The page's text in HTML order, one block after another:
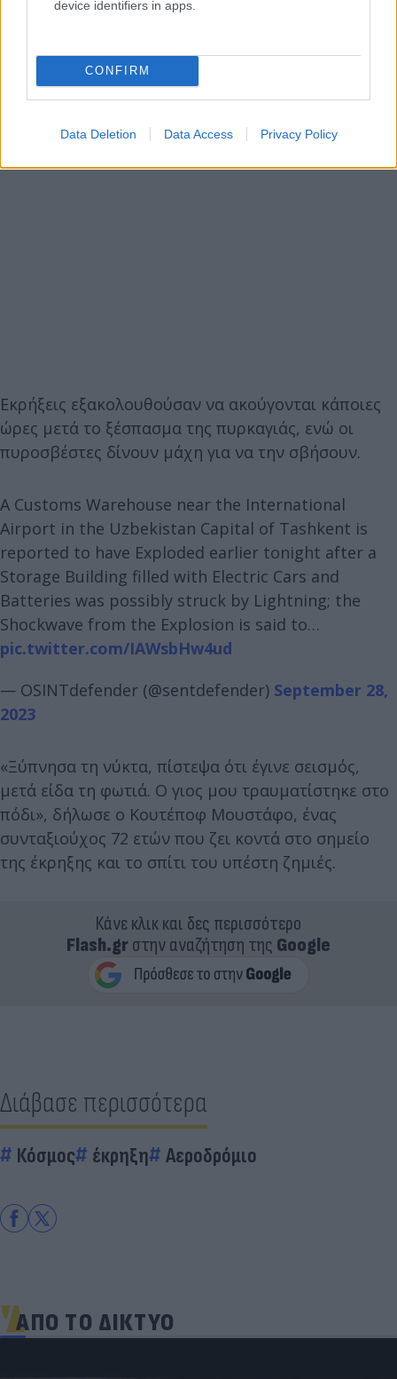
device identifiers in apps.
CONFIRM
Data Deletion Data Access Privacy Policy
Εκρήξεις εξακολουθούσαν να ακούγονται κάποιες
ώρες μετά το ξέσπασμα της πυρκαγιάς, ενώ οι
πυροσβέστες δίνουν μάχη για να την σβήσουν.
A Customs Warehouse near the International
Airport in the Uzbekistan Capital of Tashkent is
reported to have Exploded earlier tonight after a
Storage Building filled with Electric Cars and
Batteries was possibly struck by Lightning; the
Shockwave from the Explosion is said to…
pic.twitter.com/IAWsbHw4ud
— OSINTdefender (@sentdefender) September 28,
2023
«Ξύπνησα τη νύκτα, πίστεψα ότι έγινε σεισμός,
μετά είδα τη φωτιά. Ο γιος μου τραυματίστηκε στο
πόδι», δήλωσε ο Κουτέποφ Μουστάφο, ένας
συνταξιούχος 72 ετών που ζει κοντά στο σημείο
της έκρηξης και το σπίτι του υπέστη ζημιές.
Κάνε κλικ και δες περισσότερο
Flash.grστην αναζήτηση της Google
Διάβασε περισσότερα
Κόσμος έκρηξη Αεροδρόμιο
ΑΠΟ ΤΟ ΔΙΚΤΥΟ